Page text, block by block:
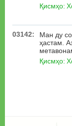
Қисмҳо:
03142:
Ман ду
ҳастам.
Қисмҳо: